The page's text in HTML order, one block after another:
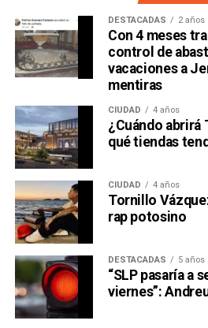
DESTACADAS 2 años
Con 4 meses
control de
vacaciones a
mentiras
CIUDAD 4 años
¿Cuándo abrirá
qué tiendas
CIUDAD 4 años
Tornillo
rap potosino
DESTACADAS 5 años
“SLP pasaría a
viernes”: